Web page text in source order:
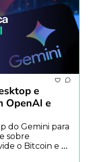
e
OpenAI e
do Gemini para
sobre
o Bitcoin e
do Brasil